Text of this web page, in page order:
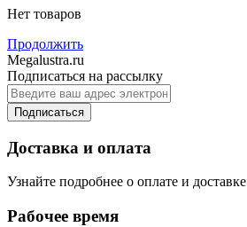
Нет товаров
Продолжить
Megalustra.ru
Подписаться на рассылку
Подписаться
Доставка и оплата
Узнайте подробнее о оплате и доставке
Рабочее время